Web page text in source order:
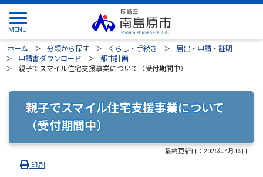
ホーム 分類から探す くらし・手続き
届出・申請・証明
申請書ダウンロード
都市計画
親子でスマイル住宅支援事業について（受付期間中）
親子でスマイル住宅支援事業について
（受付期間中）
最終更新日：2026年4月15日
印刷